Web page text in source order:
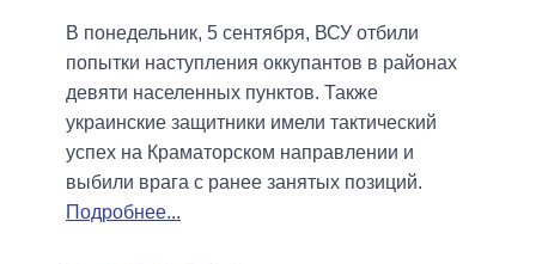
В понедельник, 5 сентября, ВСУ отбили
попытки наступления оккупантов в районах
девяти населенных пунктов. Также
украинские защитники имели тактический
успех на Краматорском направлении и
выбили врага с ранее занятых позиций.
Подробнее...